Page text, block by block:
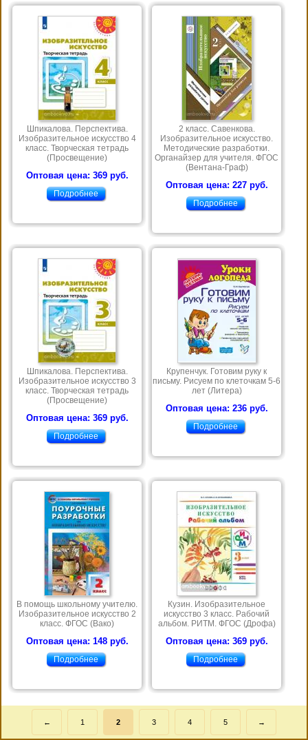
Шпикалова. Перспектива.
Изобразительное искусство 4
класс. Творческая тетрадь
(Просвещение)
Оптовая цена: 369 руб.
Подробнее
2 класс. Савенкова.
Изобразительное искусство.
Методические разработки.
Органайзер для учителя. ФГОС
(Вентана-Граф)
Оптовая цена: 227 руб.
Подробнее
Шпикалова. Перспектива.
Изобразительное искусство 3
класс. Творческая тетрадь
(Просвещение)
Оптовая цена: 369 руб.
Подробнее
Крупенчук. Готовим руку к
письму. Рисуем по клеточкам 5-6
лет (Литера)
Оптовая цена: 236 руб.
Подробнее
В помощь школьному учителю.
Изобразительное искусство 2
класс. ФГОС (Вако)
Оптовая цена: 148 руб.
Подробнее
Кузин. Изобразительное
искусство 3 класс. Рабочий
альбом. РИТМ. ФГОС (Дрофа)
Оптовая цена: 369 руб.
Подробнее
← 1 2 3 4 5 →